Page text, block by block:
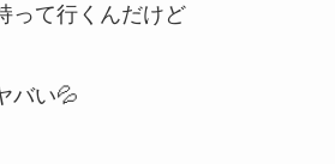
って行くんだけど
バい💦